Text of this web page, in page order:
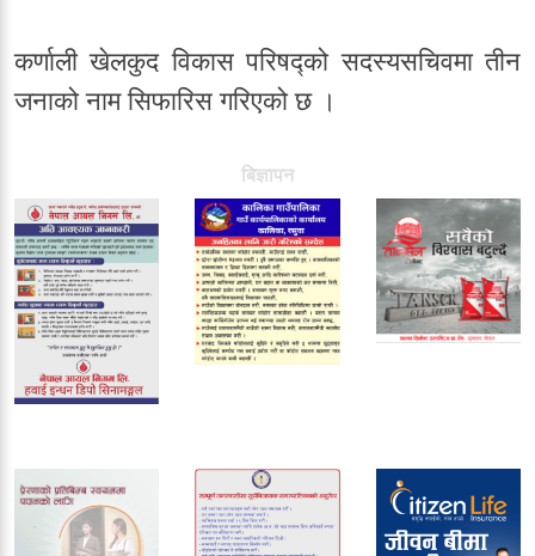
कर्णाली खेलकुद विकास परिषद्को सदस्यसचिवमा तीन
जनाको नाम सिफारिस गरिएको छ ।
बिज्ञापन